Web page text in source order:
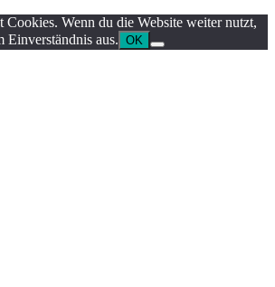
Cookies. Wenn du die Website weiter nutzt,
Einverständnis aus. OK